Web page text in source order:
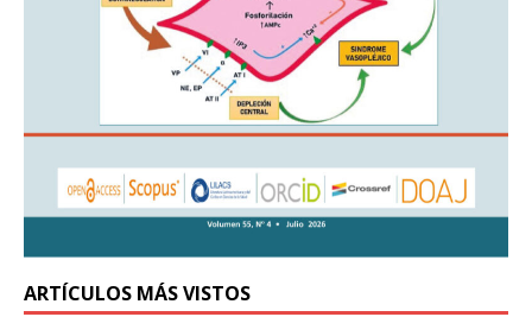
ARTÍCULOS MÁS VISTOS